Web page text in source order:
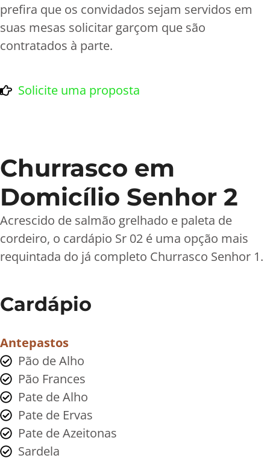
prefira que os convidados sejam servidos em
suas mesas solicitar garçom que são
contratados à parte.
Solicite uma proposta
Churrasco em
Domicílio Senhor 2
Acrescido de salmão grelhado e paleta de
cordeiro, o cardápio Sr 02 é uma opção mais
requintada do já completo Churrasco Senhor 1.
Cardápio
Antepastos
Pão de Alho
Pão Frances
Pate de Alho
Pate de Ervas
Pate de Azeitonas
Sardela